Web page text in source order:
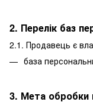
2. Перелік баз
2.1. Продавець є
база
3. Мета обробки